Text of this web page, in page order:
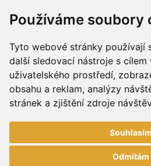
Používáme soubory
Tyto webové stránky používají
další sledovací nástroje s cílem
uživatelského prostředí,
obsahu a reklam, analýzy
stránek a zjištění zdroje
Souhlasím
Odmítám